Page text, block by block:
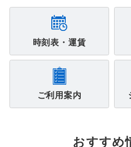
時刻表・運賃
ご利用案内
おすすめ